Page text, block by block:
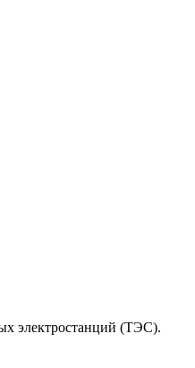
электростанций (ТЭС).